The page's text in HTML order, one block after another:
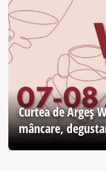
Curtea de Argeş
mâncare,